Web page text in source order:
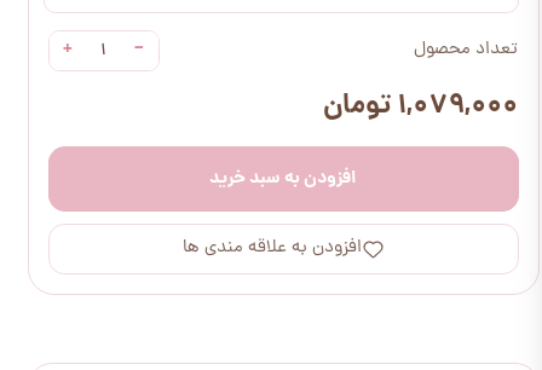
تعداد محصول −
+
۱,۰۷۹,۰۰۰ تومان
افزودن به سبد خرید
افزودن به علاقه مندی ها